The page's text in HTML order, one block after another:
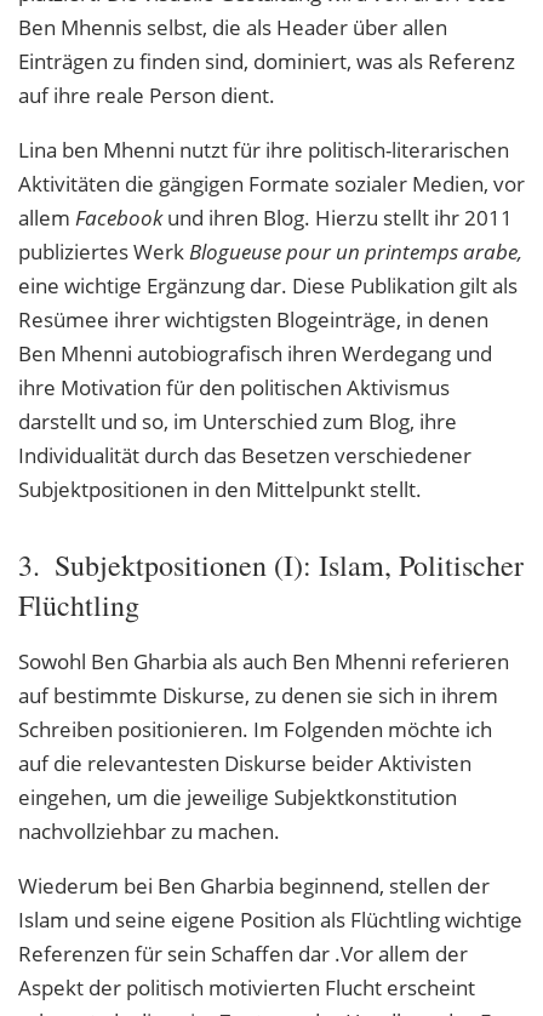
Ben Mhennis selbst, die als Header über allen
Einträgen zu finden sind, dominiert, was als Referenz
auf ihre reale Person dient.
Lina ben Mhenni nutzt für ihre politisch-literarischen
Aktivitäten die gängigen Formate sozialer Medien, vor
allem Facebookund ihren Blog. Hierzu stellt ihr 2011
publiziertes WerkBlogueuse pour un printemps arabe,
eine wichtige Ergänzung dar. Diese Publikation gilt als
Resümee ihrer wichtigsten Blogeinträge, in denen
Ben Mhenni autobiografisch ihren Werdegang und
ihre Motivation für den politischen Aktivismus
darstellt und so, im Unterschied zum Blog, ihre
Individualität durch das Besetzen verschiedener
Subjektpositionen in den Mittelpunkt stellt.
3. Subjektpositionen (I): Islam, Politischer
Flüchtling
Sowohl Ben Gharbia als auch Ben Mhenni referieren
auf bestimmte Diskurse, zu denen sie sich in ihrem
Schreiben positionieren. Im Folgenden möchte ich
auf die relevantesten Diskurse beider Aktivisten
eingehen, um die jeweilige Subjektkonstitution
nachvollziehbar zu machen.
Wiederum bei Ben Gharbia beginnend, stellen der
Islam und seine eigene Position als Flüchtling wichtige
Referenzen für sein Schaffen dar .Vor allem der
Aspekt der politisch motivierten Flucht erscheint